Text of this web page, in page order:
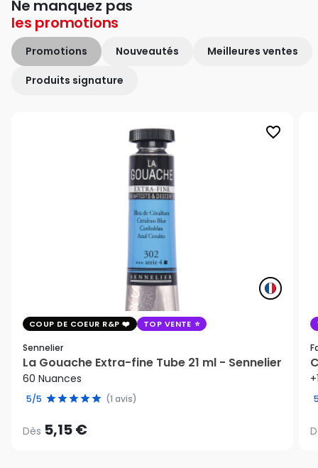
Ne manquez pas
les promotions
Promotions Nouveautés Meilleures ventes
Produits signature
favorite_border
COUP DE COEUR R&P TOP VENTE
Sennelier
La Gouache Extra-fine Tube 21 ml - Sennelier
60 Nuances
5/5 (1 avis)
Dès 5,15 €